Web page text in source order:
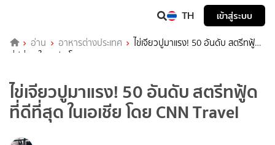
TH เข้าสู่ระบบ
อ่าน อาหารต่างประเทศ
ไข่เจียวปูมาแรง! 50 อันดับ สตรีทฟู้ด
ที่ดีที่สุด ในเอเชีย โดย CNN Travel
ไข่เจียวปูมาแรง! 50 อันดับ สตรีทฟู้ด
ที่ดีที่สุด ในเอเชีย โดย CNN Travel